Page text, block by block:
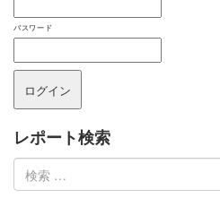
パスワード
レポート検索
索: